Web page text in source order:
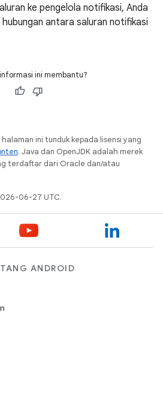
ke pengelola notifikasi, Anda
antara saluran notifikasi
ini membantu?
ini tunduk kepada lisensi yang
. Java dan OpenJDK adalah merek
terdaftar dari Oracle dan/atau
06-27 UTC.
ANDROID